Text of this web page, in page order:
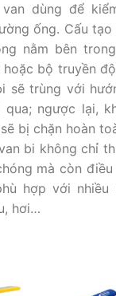
dùng để
ống. Cấu
nằm bên
bộ truyền
sẽ trùng với
ngược lại,
bị chặn hoàn
bi không chỉ
mà còn
hợp với
hơi…